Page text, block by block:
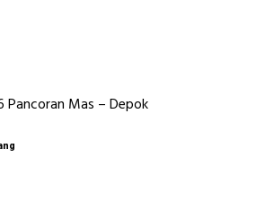
Pancoran Mas – Depok